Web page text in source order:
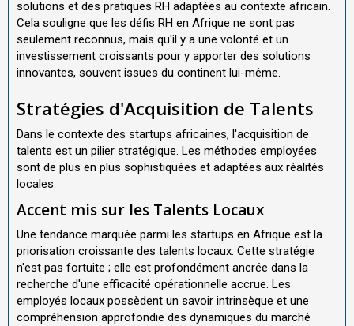
solutions et des pratiques RH adaptées au contexte africain.
Cela souligne que les défis RH en Afrique ne sont pas
seulement reconnus, mais qu'il y a une volonté et un
investissement croissants pour y apporter des solutions
innovantes, souvent issues du continent lui-même.
Stratégies d'Acquisition de Talents
Dans le contexte des startups africaines, l'acquisition de
talents est un pilier stratégique. Les méthodes employées
sont de plus en plus sophistiquées et adaptées aux réalités
locales.
Accent mis sur les Talents Locaux
Une tendance marquée parmi les startups en Afrique est la
priorisation croissante des talents locaux. Cette stratégie
n'est pas fortuite ; elle est profondément ancrée dans la
recherche d'une efficacité opérationnelle accrue. Les
employés locaux possèdent un savoir intrinsèque et une
compréhension approfondie des dynamiques du marché